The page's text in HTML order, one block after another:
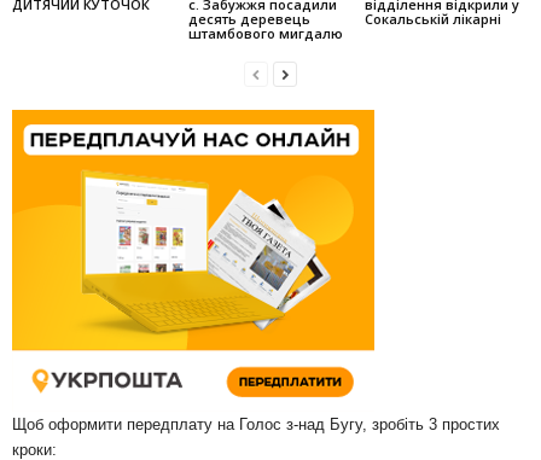
ДИТЯЧИЙ КУТОЧОК
с. Забужжя поса­дили
десять деревець
штамбо­вого мигдалю
відділення відкрили у
Сокальській лікарні
Щоб оформити передплату на Голос з-над Бугу, зробіть 3 простих
кроки: